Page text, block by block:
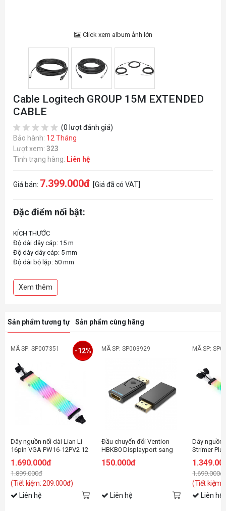
Click xem album ảnh lớn
Cable Logitech GROUP 15M EXTENDED
CABLE
(0 lượt đánh giá)
Bảo hành: 12 Tháng
Lượt xem: 323
Tình trạng hàng: Liên hệ
Giá bán: 7.399.000đ [Giá đã có VAT]
Đặc điểm nổi bật:
KÍCH THƯỚC
Độ dài dây cáp: 15 m
Độ dày dây cáp: 5 mm
Độ dài bộ lặp: 50 mm
Trọng lượng: 510 g
YÊU CẦU HỆ THỐNG
THÔNG SỐ KỸ THUẬT
Tuân thủ
Phát thải: FCC Hạng (A), CE
Quy định điều chỉnh: RoHS
Xem thêm
Sản phẩm tương tự Sản phẩm cùng hãng
MÃ SP: SP007351
Dây nguồn nối dài Lian Li
16pin VGA PW16-12PV2 12
1.690.000đ
1.899.000đ
(Tiết kiệm: 209.000đ)
-12%
Liên hệ
MÃ SP: SP003929
Đầu chuyển đổi Vention
HBKB0 Displayport sang
150.000đ
Liên hệ
MÃ SP:
Dây nguồn
Strimer
to 12+4-
1.699.000đ
(Tiết kiệm:
Liên hệ